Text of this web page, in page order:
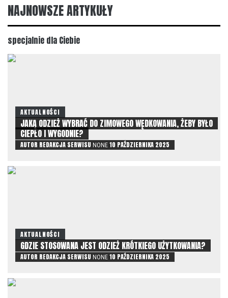
NAJNOWSZE ARTYKUŁY
specjalnie dla Ciebie
AKTUALNOŚCI
JAKĄ ODZIEŻ WYBRAĆ DO ZIMOWEGO WĘDKOWANIA, ŻEBY BYŁO
CIEPŁO I WYGODNIE?
AUTOR REDAKCJA SERWISU NONE 10 PAŹDZIERNIKA 2025
AKTUALNOŚCI
GDZIE STOSOWANA JEST ODZIEŻ KRÓTKIEGO UŻYTKOWANIA?
AUTOR REDAKCJA SERWISU NONE 10 PAŹDZIERNIKA 2025